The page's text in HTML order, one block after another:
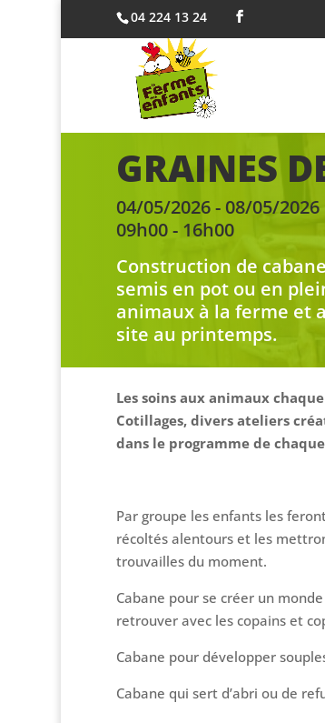
04 224 13 24
GRAINES
04/05/2026 - 08/05/2026
09h00 - 16h00
Construction de
semis en pot ou en
animaux à la ferme et
site au printemps.
Les soins aux animaux
Cotillages, divers ateliers
dans le programme de
Par groupe les enfants les
récoltés alentours et les
trouvailles du moment.
Cabane pour se créer un
retrouver avec les copains et
Cabane pour développer
Cabane qui sert d’abri ou de